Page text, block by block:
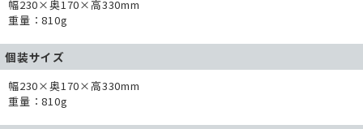
幅230×奥170×高330mm
重量：810g
個装サイズ
幅230×奥170×高330mm
重量：810g